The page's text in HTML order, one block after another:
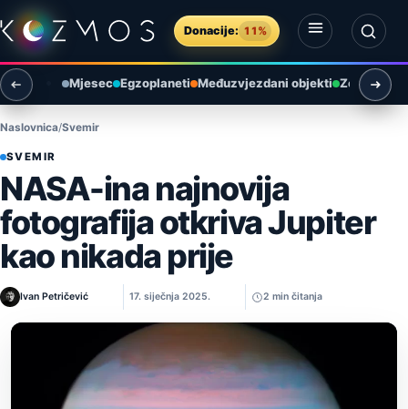
Preskoči na sadržaj
Donacije: 11%
Otvori izbornik
Otvori pretragu
Mjesec Egzoplaneti Međuzvjezdani objekti Zemlja i
Naslovnica Svemir
SVEMIR
NASA-ina najnovija
fotografija otkriva Jupiter
kao nikada prije
Ivan Petričević 17. siječnja 2025. 2 min čitanja